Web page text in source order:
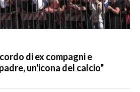
di ex compagni e
un'icona del calcio"